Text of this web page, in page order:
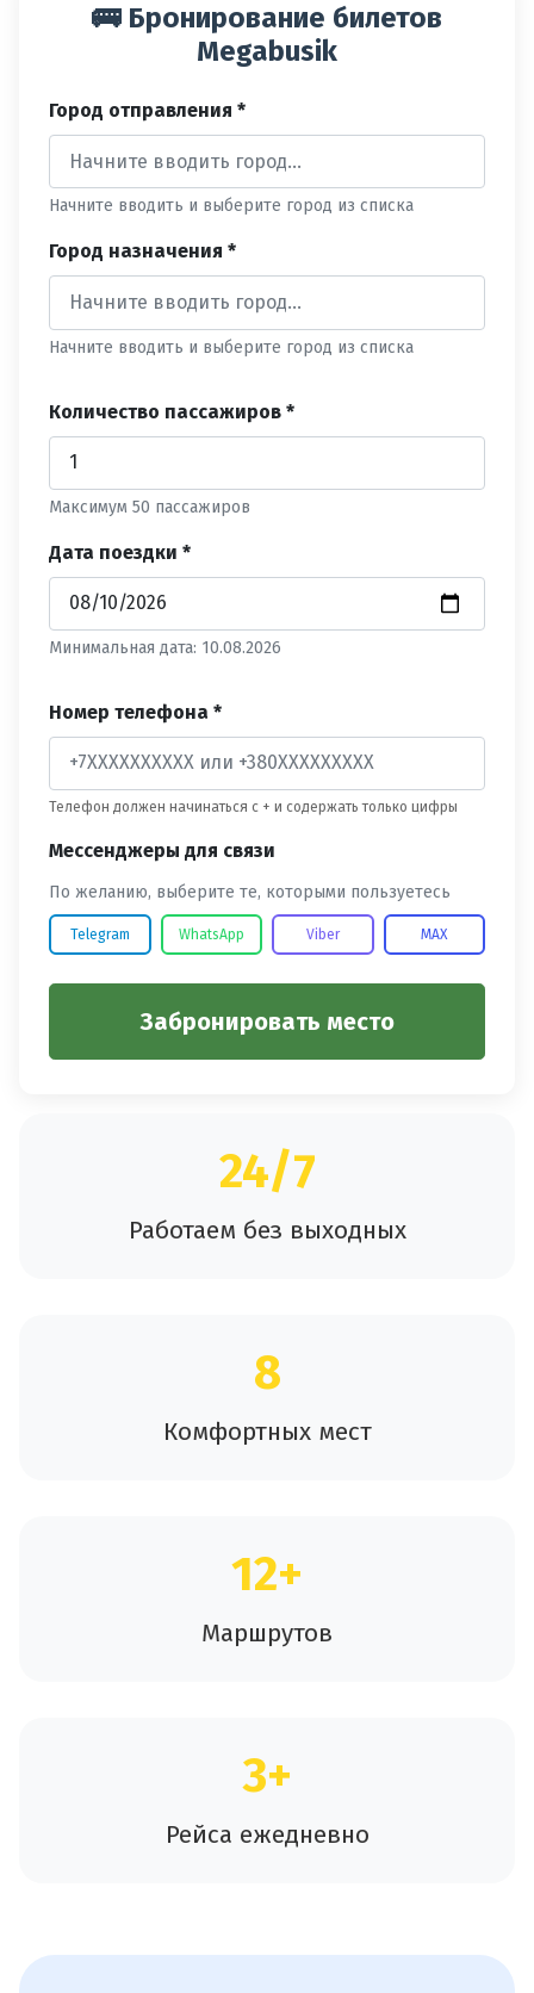
🚌 Бронирование билетов
Megabusik
Город отправления *
Начните вводить и выберите город из списка
Город назначения *
Начните вводить и выберите город из списка
Количество пассажиров *
Максимум 50 пассажиров
Дата поездки *
Минимальная дата: 10.08.2026
Номер телефона *
Телефон должен начинаться с + и содержать только цифры
Мессенджеры для связи
По желанию, выберите те, которыми пользуетесь
Telegram WhatsApp Viber MAX
Забронировать место
24/7
Работаем без выходных
8
Комфортных мест
12+
Маршрутов
3+
Рейса ежедневно